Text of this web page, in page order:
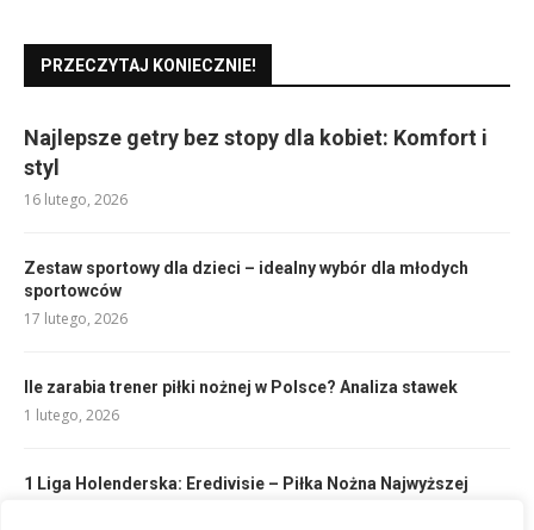
PRZECZYTAJ KONIECZNIE!
Najlepsze getry bez stopy dla kobiet: Komfort i
styl
16 lutego, 2026
Zestaw sportowy dla dzieci – idealny wybór dla młodych
sportowców
17 lutego, 2026
Ile zarabia trener piłki nożnej w Polsce? Analiza stawek
1 lutego, 2026
1 Liga Holenderska: Eredivisie – Piłka Nożna Najwyższej